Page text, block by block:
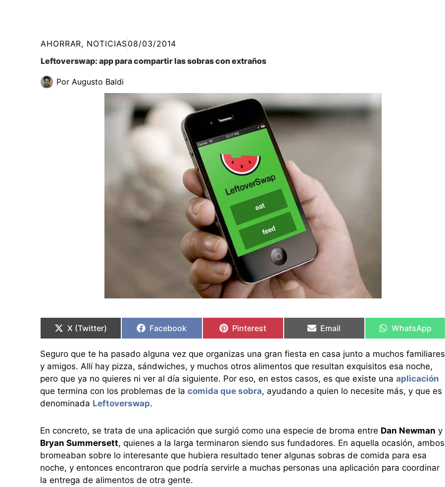
AHORRAR, NOTICIAS08/03/2014
Leftoverswap: app para compartir las sobras con extraños
Por Augusto Baldi
en
X (Twitter)
en
Facebook
en
Pinterest
en
Email
en
WhatsApp
Seguro que te ha pasado alguna vez que organizas una gran fiesta en casa junto a muchos familiares
y amigos. Allí hay pizza, sándwiches, y muchos otros alimentos que resultan exquisitos esa noche,
pero que ya no quieres ni ver al día siguiente. Por eso, en estos casos, es que existe una aplicación
que termina con los problemas de la comida que sobra, ayudando a quien lo necesite más, y que es
denominada Leftoverswap.
En concreto, se trata de una aplicación que surgió como una especie de broma entre Dan Newman y
Bryan Summersett, quienes a la larga terminaron siendo sus fundadores. En aquella ocasión, ambos
bromeaban sobre lo interesante que hubiera resultado tener algunas sobras de comida para esa
noche, y entonces encontraron que podría servirle a muchas personas una aplicación para coordinar
la entrega de alimentos de otra gente.
en
en
en
en
en